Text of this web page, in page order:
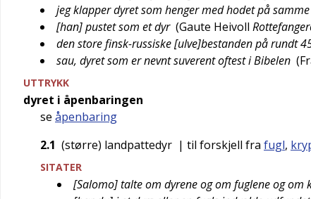
jeg klapper dyret som henger med hodet på
[han] pustet som et dyr (Gaute Heivoll
den store finsk-russiske [ulve]bestanden på rundt
sau, dyret som er nevnt suverent oftest i Bibelen (
UTTRYKK
dyret i åpenbaringen
se åpenbaring
2.1 (større) landpattedyr | til forskjell fra fugl,
SITATER
[Salomo] talte om dyrene og om fuglene og om